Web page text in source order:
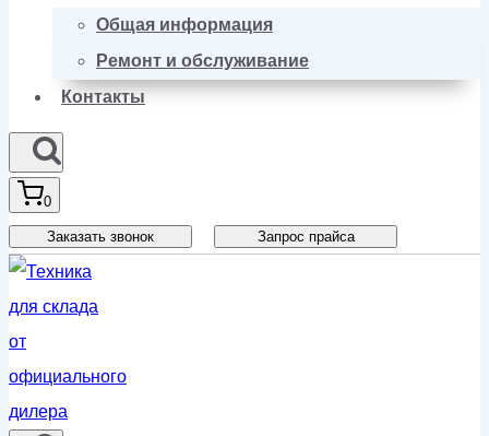
Общая информация
Ремонт и обслуживание
Контакты
0
Заказать звонок Запрос прайса